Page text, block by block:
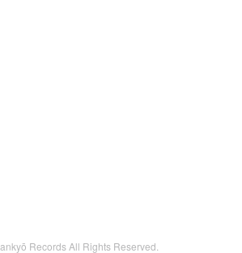
Records All Rights Reserved.